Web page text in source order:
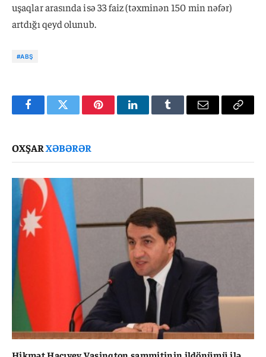
uşaqlar arasında isə 33 faiz (təxminən 150 min nəfər)
artdığı qeyd olunub.
#ABŞ
FacebookTwitter PinterestLinkedInTumblr Email
Copy
OXŞARXƏBƏRƏR